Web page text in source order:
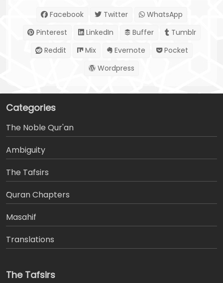
Facebook Twitter
WhatsApp
Pinterest
LinkedIn Buffer
Tumblr
Reddit
Mix Evernote
Pocket
Wordpress
Categories
The Noble Qur'an
Ambiguity
The Tafsirs
َQuran Chapters
Masahif
Translations
The Tafsirs